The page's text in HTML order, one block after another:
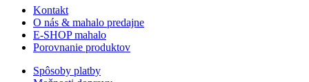
Kontakt
O nás & mahalo predajne
E-SHOP mahalo
Porovnanie produktov
Spôsoby platby